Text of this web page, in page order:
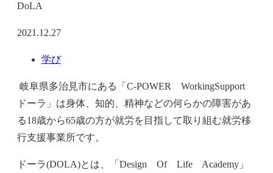
DoLA
2021.12.27
学び
岐阜県多治見市にある「C-POWER WorkingSupport
ドーラ」は身体、知的、精神などの何らかの障害があ
る18歳から65歳の方が就労を目指して取り組む就労移
行支援事業所です。
ドーラ(DOLA)とは、「Design Of Life Academy」